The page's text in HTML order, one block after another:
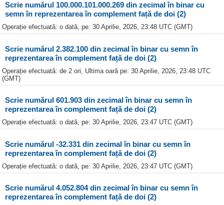
Scrie numărul 100.000.101.000.269 din zecimal în binar cu
semn în reprezentarea în complement față de doi (2)
Operație efectuată: o dată, pe: 30 Aprilie, 2026, 23:48 UTC (GMT)
Scrie numărul 2.382.100 din zecimal în binar cu semn în
reprezentarea în complement față de doi (2)
Operație efectuată: de 2 ori, Ultima oară pe: 30 Aprilie, 2026, 23:48 UTC
(GMT)
Scrie numărul 601.903 din zecimal în binar cu semn în
reprezentarea în complement față de doi (2)
Operație efectuată: o dată, pe: 30 Aprilie, 2026, 23:47 UTC (GMT)
Scrie numărul -32.331 din zecimal în binar cu semn în
reprezentarea în complement față de doi (2)
Operație efectuată: o dată, pe: 30 Aprilie, 2026, 23:47 UTC (GMT)
Scrie numărul 4.052.804 din zecimal în binar cu semn în
reprezentarea în complement față de doi (2)